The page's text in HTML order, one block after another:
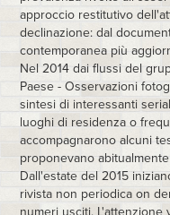
approccio restitutivo
declinazione: dal
contemporanea più
Nel 2014 dai flussi del
Paese - Osservazioni
sintesi di interessanti
luoghi di residenza o
accompagnarono alcuni
proponevano
Dall'estate del 2015
rivista non periodica on
numeri usciti.